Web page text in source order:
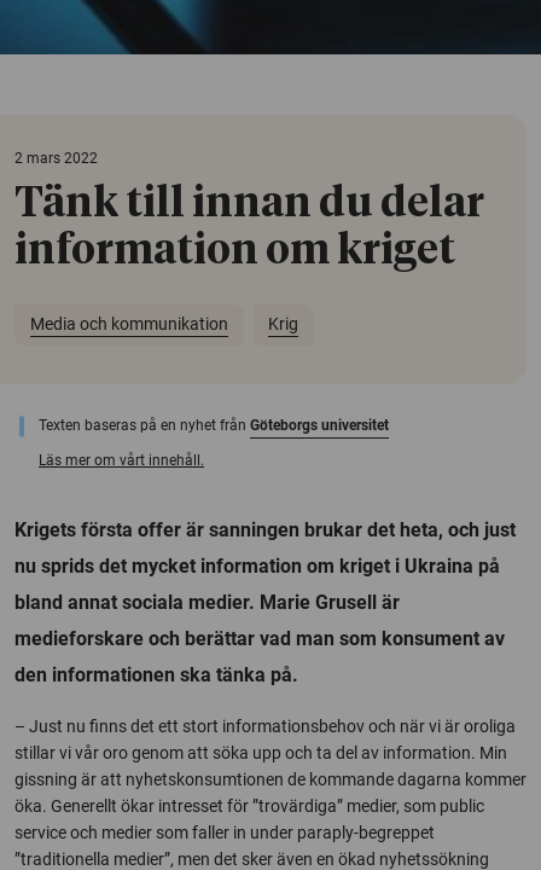
2 mars 2022
Tänk till innan du delar
information om kriget
Media och kommunikation Krig
Texten baseras på en nyhet från Göteborgs universitet
Läs mer om vårt innehåll.
Krigets första offer är sanningen brukar det heta, och just
nu sprids det mycket information om kriget i Ukraina på
bland annat sociala medier. Marie Grusell är
medieforskare och berättar vad man som konsument av
den informationen ska tänka på.
– Just nu finns det ett stort informationsbehov och när vi är oroliga
stillar vi vår oro genom att söka upp och ta del av information. Min
gissning är att nyhetskonsumtionen de kommande dagarna kommer
öka. Generellt ökar intresset för ”trovärdiga” medier, som public
service och medier som faller in under paraply-begreppet
”traditionella medier”, men det sker även en ökad nyhetssökning